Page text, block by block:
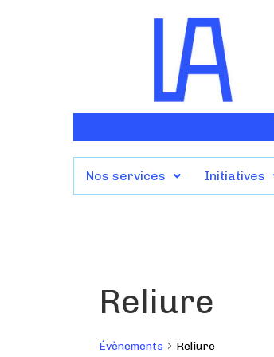
Nos services Initiatives
Reliure
Évènements Reliure